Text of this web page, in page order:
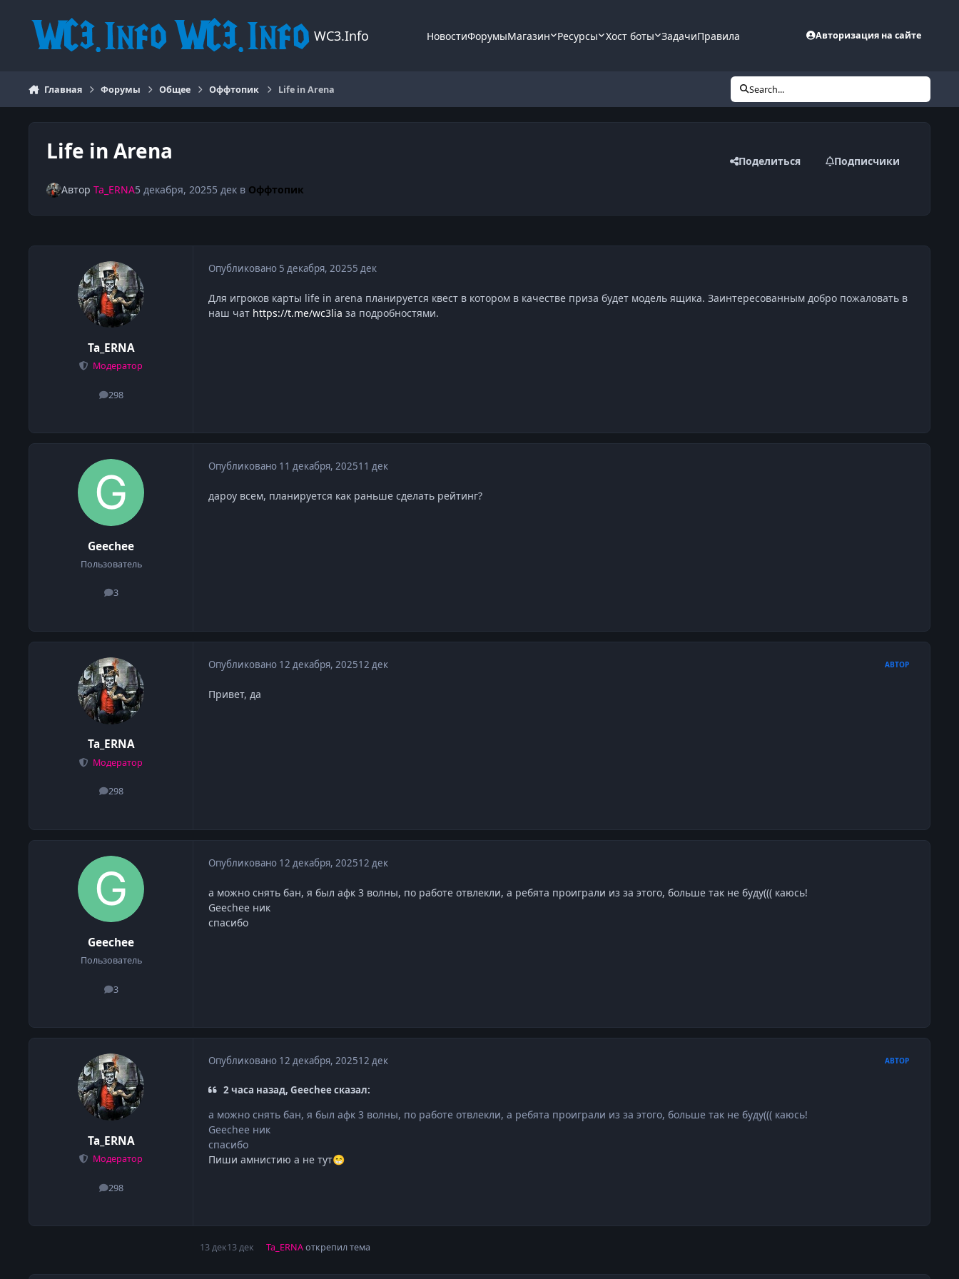
WC3.Info НовостиФорумыМагазин Ресурсы Хост боты ЗадачиПравила Авторизация на сайте
Главная Форумы Общее Оффтопик Life in Arena Search...
Life in Arena Поделиться Подписчики
Автор Ta_ERNA5 декабря, 20255 декв Оффтопик
Ta_ERNA
Модератор
298
сообщения
Опубликовано 5 декабря, 20255 дек
Для игроков карты life in arena планируется квест в котором в качестве приза будет модель ящика. Заинтересованным добро пожаловать в
наш чат https://t.me/wc3lia за подробностями.
Geechee
Пользователь
3
сообщения
Опубликовано 11 декабря, 202511 дек
дароу всем, планируется как раньше сделать рейтинг?
Ta_ERNA
Модератор
298
сообщения
Опубликовано 12 декабря, 202512 дек АВТОР
Привет, да
Geechee
Пользователь
3
сообщения
Опубликовано 12 декабря, 202512 дек
а можно снять бан, я был афк 3 волны, по работе отвлекли, а ребята проиграли из за этого, больше так не буду((( каюсь!
Geechee ник
спасибо
Ta_ERNA
Модератор
298
сообщения
Опубликовано 12 декабря, 202512 дек АВТОР
2 часа назад, Geechee сказал:
а можно снять бан, я был афк 3 волны, по работе отвлекли, а ребята проиграли из за этого, больше так не буду((( каюсь!
Geechee ник
спасибо
Пиши амнистию а не тут😁
13 дек13 дек Ta_ERNAоткрепил тема